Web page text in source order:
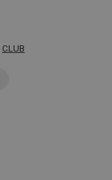
CLUB